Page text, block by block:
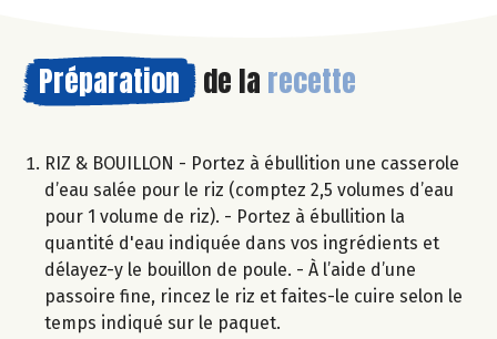
Préparation de la recette
RIZ & BOUILLON - Portez à ébullition une casserole
d’eau salée pour le riz (comptez 2,5 volumes d’eau
pour 1 volume de riz). - Portez à ébullition la
quantité d'eau indiquée dans vos ingrédients et
délayez-y le bouillon de poule. - À l’aide d’une
passoire fine, rincez le riz et faites-le cuire selon le
temps indiqué sur le paquet.